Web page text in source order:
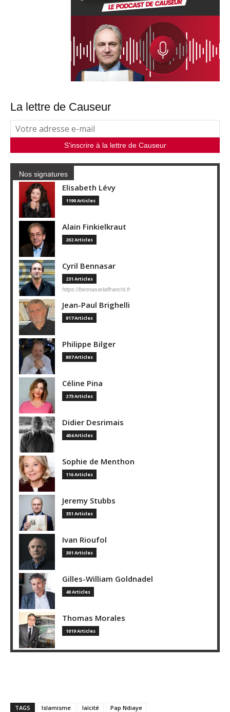
La lettre de Causeur
Nos signatures
Elisabeth Lévy
1190 Articles
Alain Finkielkraut
202 Articles
Cyril Bennasar
231 Articles
https://bennasarlaffranchi.fr
Jean-Paul Brighelli
817 Articles
Philippe Bilger
807 Articles
Céline Pina
273 Articles
Didier Desrimais
404 Articles
Sophie de Menthon
116 Articles
Jeremy Stubbs
351 Articles
Ivan Rioufol
301 Articles
Gilles-William Goldnadel
40 Articles
Thomas Morales
1019 Articles
TAGS Islamisme laïcité Pap Ndiaye